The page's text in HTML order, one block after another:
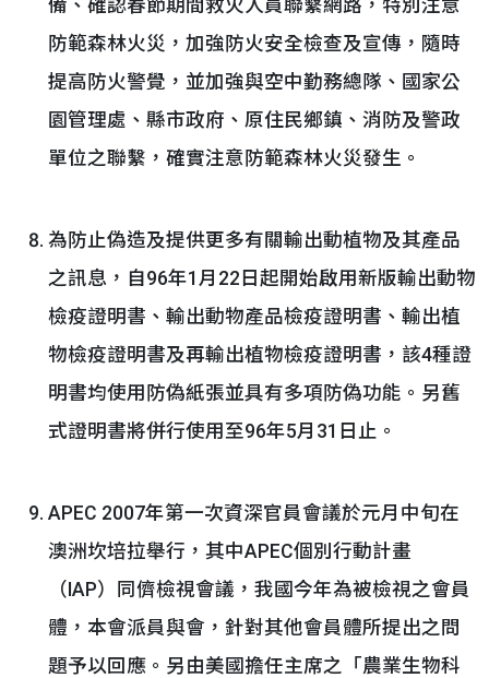
備、確認春節期間救火人員聯繫網路，特別注意
防範森林火災，加強防火安全檢查及宣傳，隨時
提高防火警覺，並加強與空中勤務總隊、國家公
園管理處、縣市政府、原住民鄉鎮、消防及警政
單位之聯繫，確實注意防範森林火災發生。
為防止偽造及提供更多有關輸出動植物及其產品
之訊息，自96年1月22日起開始啟用新版輸出動物
檢疫證明書、輸出動物產品檢疫證明書、輸出植
物檢疫證明書及再輸出植物檢疫證明書，該4種證
明書均使用防偽紙張並具有多項防偽功能。另舊
式證明書將併行使用至96年5月31日止。
APEC 2007年第一次資深官員會議於元月中旬在
澳洲坎培拉舉行，其中APEC個別行動計畫
（IAP）同儕檢視會議，我國今年為被檢視之會員
體，本會派員與會，針對其他會員體所提出之問
題予以回應。另由美國擔任主席之「農業生物科